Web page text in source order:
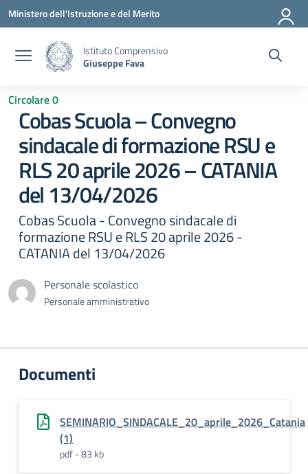
Vai ai contenuti
Vai al menu di navigazione
Vai al footer
Ministero dell'Istruzione e del Merito
Istituto Comprensivo
Giuseppe Fava
Circolare 0
Cobas Scuola – Convegno
sindacale di formazione RSU e
RLS 20 aprile 2026 – CATANIA
del 13/04/2026
Cobas Scuola - Convegno sindacale di
formazione RSU e RLS 20 aprile 2026 -
CATANIA del 13/04/2026
Personale scolastico
Personale amministrativo
Documenti
SEMINARIO_SINDACALE_20_aprile_2026_Catania
(1)
pdf - 83 kb